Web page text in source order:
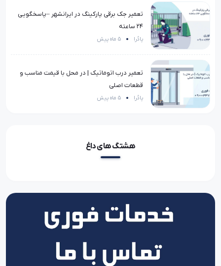
تعمیر جک برقی پارکینگ در ایرانشهر –پاسخگویی
۲۴ ساعته
پادُرا 5 ماه پیش
تعمیر درب اتوماتیک | در محل با قیمت مناسب و
قطعات اصلی
پادُرا 5 ماه پیش
هشتگ های داغ